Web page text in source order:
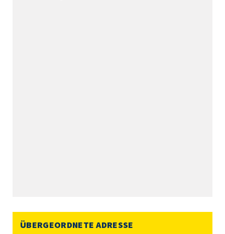
ÜBERGEORDNETE ADRESSE